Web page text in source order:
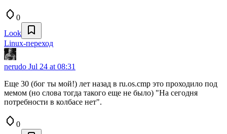
0
Look
Linux-переход
nerudo Jul 24 at 08:31
Еще 30 (бог ты мой!) лет назад в ru.os.cmp это проходило под
мемом (но слова тогда такого еще не было) "На сегодня
потребности в колбасе нет".
0